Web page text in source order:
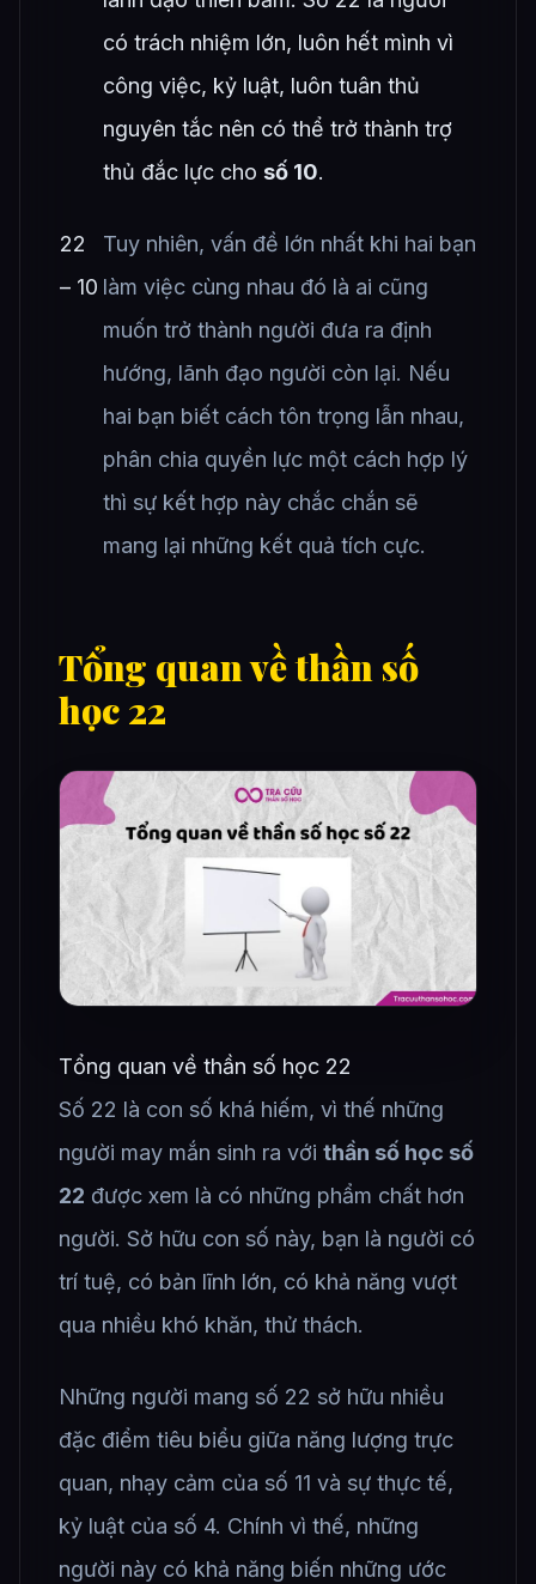
22
– 10
có trách nhiệm lớn, luôn hết mình vì
công việc, kỷ luật, luôn tuân thủ
nguyên tắc nên có thể trở thành trợ
thủ đắc lực cho số 10.
Tuy nhiên, vấn đề lớn nhất khi hai bạn
làm việc cùng nhau đó là ai cũng
muốn trở thành người đưa ra định
hướng, lãnh đạo người còn lại. Nếu
hai bạn biết cách tôn trọng lẫn nhau,
phân chia quyền lực một cách hợp lý
thì sự kết hợp này chắc chắn sẽ
mang lại những kết quả tích cực.
Tổng quan về thần số
học 22
Tổng quan về thần số học 22
Số 22 là con số khá hiếm, vì thế những
người may mắn sinh ra với thần số học số
22 được xem là có những phẩm chất hơn
người. Sở hữu con số này, bạn là người có
trí tuệ, có bản lĩnh lớn, có khả năng vượt
qua nhiều khó khăn, thử thách.
Những người mang số 22 sở hữu nhiều
đặc điểm tiêu biểu giữa năng lượng trực
quan, nhạy cảm của số 11 và sự thực tế,
kỷ luật của số 4. Chính vì thế, những
người này có khả năng biến những ước